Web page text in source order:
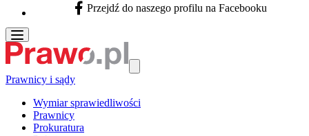
Facebook - otwiera się w nowej karcie
Przejdź do naszego profilu na Facebooku
Prawnicy i sądy
Wymiar sprawiedliwości
Prawnicy
Prokuratura